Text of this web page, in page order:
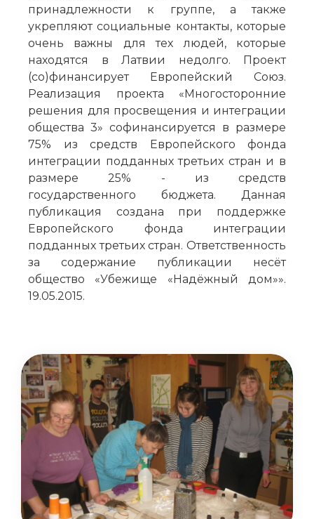
принадлежности к группе, а также
укрепляют социальные контакты, которые
очень важны для тех людей, которые
находятся в Латвии недолго. Проект
(со)финансирует Европейский Союз.
Реализация проекта «Многосторонние
решения для просвещения и интеграции
общества 3» софинансируется в размере
75% из средств Европейского фонда
интеграции подданных третьих стран и в
размере 25% - из средств
государственного бюджета. Данная
публикация создана при поддержке
Европейского фонда интеграции
подданных третьих стран. Ответственность
за содержание публикации несёт
общество «Убежище «Надёжный дом»».
19.05.2015.